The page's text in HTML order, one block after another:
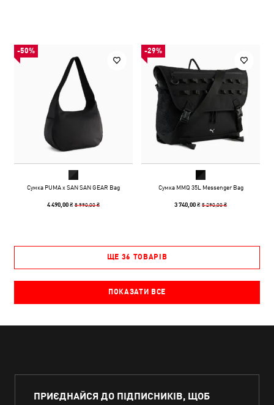
-50%
Сумка PUMA x SAN SAN GEAR Bag
4 490,00 ₴8 990,00 ₴
-29%
Сумка MMQ 35L Messenger Bag
3 740,00 ₴5 290,00 ₴
ЩЕ 36 ТОВАРІВ
ПОКАЗАТИ ВСЕ
ПРИЄДНАЙСЯ ДО ПІДПИСНИКІВ, ЩОБ